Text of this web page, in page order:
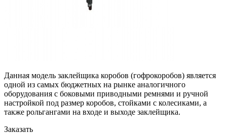
Данная модель заклейщика коробов (гофрокоробов) является
одной из самых бюджетных на рынке аналогичного
оборудования с боковыми приводными ремнями и ручной
настройкой под размер коробов, стойками с колесиками, а
также рольгангами на входе и выходе заклейщика.
Заказать